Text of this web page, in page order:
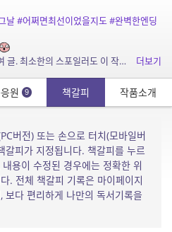
날#어쩌면최선이었을지도#완벽한엔딩
소개: [영화는 끝났다] 소일장 참여 글. 최소한의 스포일러도 이 작품을 표현할 듯하여 작품 소개는 여기서 끝냅니다. 이 글의 배경은 실제와 동일하지만 인물, 사건 등은 모두 허구이며 사...
더보기
원 9 책갈피 작품소개
버전) 또는 손으로 터치(모바일버
갈피가 지정됩니다. 책갈피를 누르
용이 수정된 경우에는 정확한 위
. 전체 책갈피 기록은 마이페이지
보다 편리하게 나만의 독서기록을